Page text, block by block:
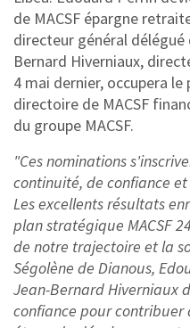
de MACSF épargne
directeur général délégué
Bernard Hiverniaux,
4 mai dernier, occupera
directoire de MACSF
du groupe MACSF.
"Ces nominations
continuité, de confiance
Les excellents résultats
plan stratégique MACSF
de notre trajectoire et la
Ségolène de Dianous,
Jean-Bernard Hiverniaux
confiance pour contribuer